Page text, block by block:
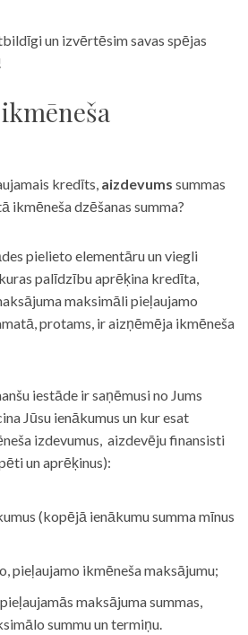
un izvērtēsim savas spējas
kredīts, aizdevums summas
ikmēneša dzēšanas summa?
pielieto elementāru un viegli
palīdzību aprēķina kredīta,
maksimāli pieļaujamo
protams, ir aizņēmēja ikmēneša
iestāde ir saņēmusi no Jums
Jūsu ienākumus un kur esat
izdevumus, aizdevēju finansisti
un aprēķinus):
(kopējā ienākumu summa mīnus
pieļaujamo ikmēneša maksājumu;
maksājuma summas,
summu un termiņu.